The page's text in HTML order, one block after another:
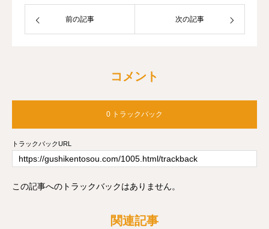
前の記事 次の記事
コメント
0 トラックバック
トラックバックURL
この記事へのトラックバックはありません。
関連記事